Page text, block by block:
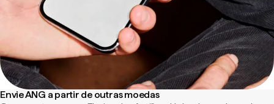
Envie ANG a partir de outras moedas